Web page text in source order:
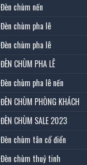
Đèn chùm nến
Đèn chùm pha lê
Đèn chùm pha lê
ĐÈN CHÙM PHA LÊ
Đèn chùm pha lê nến
ĐÈN CHÙM PHÒNG KHÁCH
ĐÈN CHÙM SALE 2023
Đèn chùm tân cổ điển
Đèn chùm thuỷ tinh